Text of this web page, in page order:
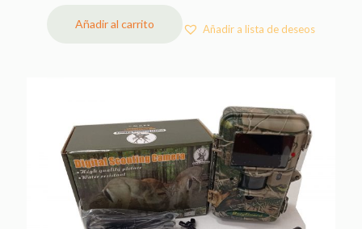
Añadir al carrito Añadir a lista de deseos